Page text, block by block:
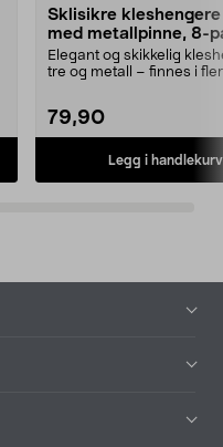
Sklisikre
med metallpinne, 8-
Elegant og skikkelig
tre og metall – finnes i
79,90
Legg i handlekurv